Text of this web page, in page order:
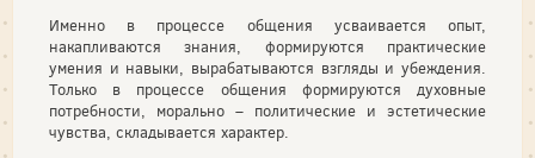
Именно в процессе общения усваивается опыт,
накапливаются знания, формируются практические
умения и навыки, вырабатываются взгляды и убеждения.
Только в процессе общения формируются духовные
потребности, морально – политические и эстетические
чувства, складывается характер.